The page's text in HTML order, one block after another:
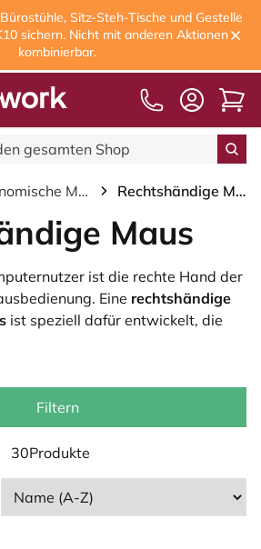
Sitz-Steh-Tische und Gestelle
sichern. Nicht mit anderen Aktionen
kombinierbar.
Ergonomische Maus Rechtshändige Maus
Maus
ist die rechte Hand der
Eine rechtshändige
ist speziell dafür entwickelt, die
Hand, Handgelenk und
eine ergonomische Maus
und Beschwerden wie RSI.
navigieren oder scrollen – mit
Maus arbeiten Sie komfortabler
Filtern
30Produkte